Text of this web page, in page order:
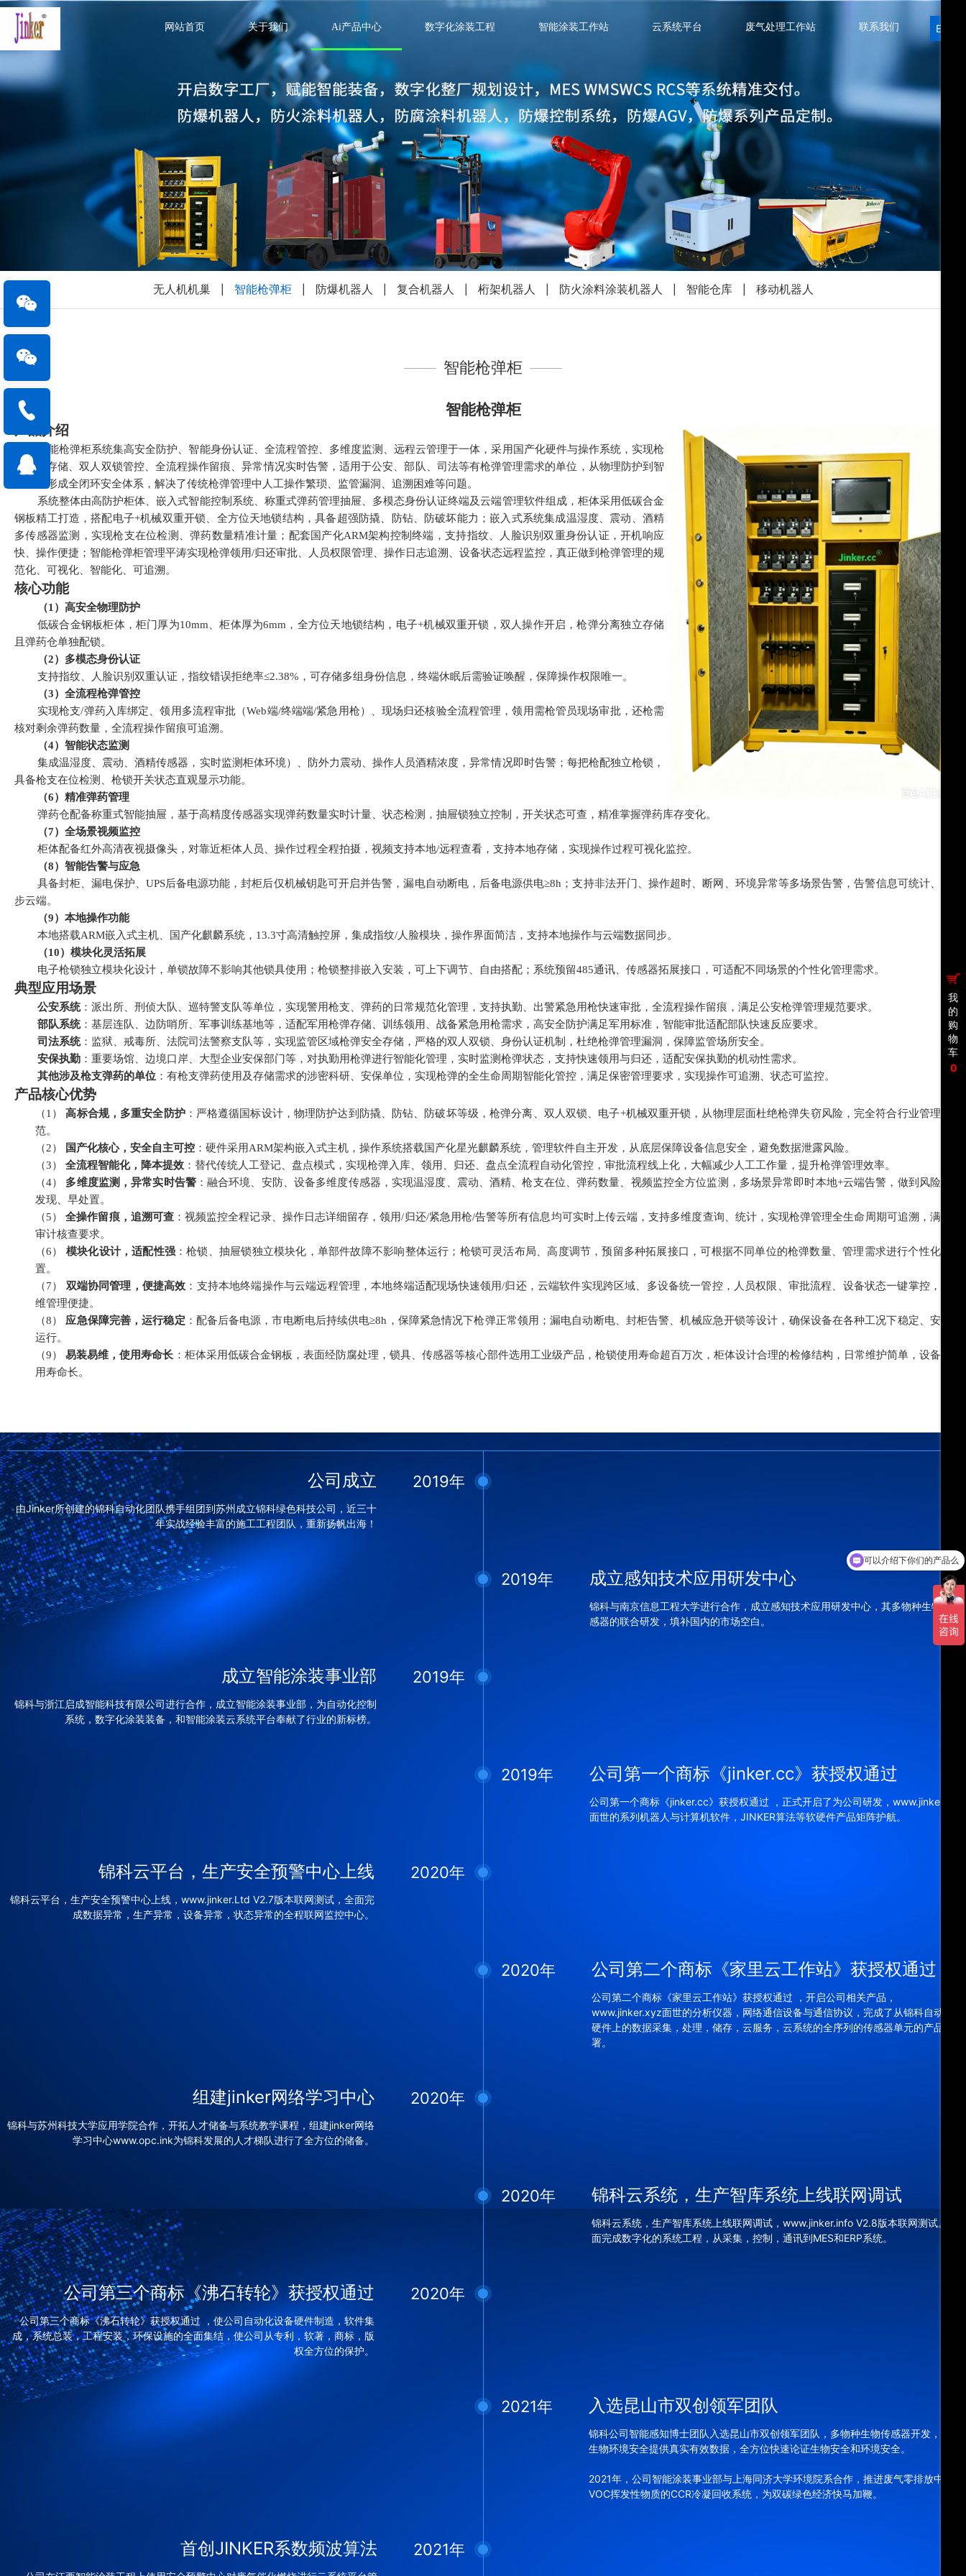
EN
网站首页 关于我们 Ai产品中心 数字化涂装工程 智能涂装工作站 云系统平台 废气处理工作站 联系我们
无人机机巢 智能枪弹柜 防爆机器人 复合机器人 桁架机器人 防火涂料涂装机器人 智能仓库 移动机器人
智能枪弹柜
智能枪弹柜
产品介绍
智能枪弹柜系统集高安全防护、智能身份认证、全流程管控、多维度监测、远程云管理于一体，采用国产化硬件与操作系统，实现枪
弹分离存储、双人双锁管控、全流程操作留痕、异常情况实时告警，适用于公安、部队、司法等有枪弹管理需求的单位，从物理防护到智
能管理形成全闭环安全体系，解决了传统枪弹管理中人工操作繁琐、监管漏洞、追溯困难等问题。
系统整体由高防护柜体、嵌入式智能控制系统、称重式弹药管理抽屉、多模态身份认证终端及云端管理软件组成，柜体采用低碳合金
钢板精工打造，搭配电子+机械双重开锁、全方位天地锁结构，具备超强防撬、防钻、防破坏能力；嵌入式系统集成温湿度、震动、酒精
多传感器监测，实现枪支在位检测、弹药数量精准计量；配套国产化ARM架构控制终端，支持指纹、人脸识别双重身份认证，开机响应
快、操作便捷；智能枪弹柜管理平涛实现枪弹领用/归还审批、人员权限管理、操作日志追溯、设备状态远程监控，真正做到枪弹管理的规
范化、可视化、智能化、可追溯。
核心功能
（1 ） 高安全物理防护
低碳合金钢板柜体，柜门厚为10mm 、柜体厚为6mm ，全方位天地锁结构，电子+机械双重开锁，双人操作开启，枪弹分离独立存储
且弹药仓单独配锁。
（2） 多模态身份认证
支持指纹、人脸识别双重认证，指纹错误拒绝率≤2.38% ，可存储多组身份信息，终端休眠后需验证唤醒，保障操作权限唯一。
（3） 全流程枪弹管控
实现枪支/弹药入库绑定、领用多流程审批（Web端/终端端/紧急用枪）、现场归还核验全流程管理，领用需枪管员现场审批，还枪需
核对剩余弹药数量，全流程操作留痕可追溯。
（4） 智能状态监测
集成温湿度、震动、酒精传感器，实时监测柜体环境）、防外力震动、操作人员酒精浓度，异常情况即时告警；每把枪配独立枪锁，
具备枪支在位检测、枪锁开关状态直观显示功能。
（6） 精准弹药管理
弹药仓配备称重式智能抽屉，基于高精度传感器实现弹药数量实时计量、状态检测，抽屉锁独立控制，开关状态可查，精准掌握弹药库存变化。
（7） 全场景视频监控
柜体配备红外高清夜视摄像头，对靠近柜体人员、操作过程全程拍摄，视频支持本地/远程查看 ， 支持本地存储 ，实现操作过程可视化监控。
（8） 智能告警与应急
具备封柜、漏电保护、 UPS后备电源功能，封柜后仅机械钥匙可开启并告警，漏电自动断电，后备电源供电≥8h ；支持非法开门、操作超时、断网、环境异常等多场景告警，告警信息可统计、同
步云端。
（9）本地操作功能
本地搭载ARM嵌入式主机、国产化麒麟系统， 13.3寸高清触控屏 ， 集成指纹/人脸模块，操作界面简洁，支持本地操作与云端数据同步。
（10） 模块化灵活拓展
电子枪锁独立模块化设计，单锁故障不影响其他锁具使用；枪锁整排嵌入安装，可上下调节、自由搭配；系统预留485通讯、传感器拓展接口，可适配不同场景的个性化管理需求。
典型应用场景
公安系统：派出所、刑侦大队、巡特警支队等单位，实现警用枪支、弹药的日常规范化管理，支持执勤、出警紧急用枪快速审批，全流程操作留痕，满足公安枪弹管理规范要求。
部队系统：基层连队、边防哨所、军事训练基地等，适配军用枪弹存储、训练领用、战备紧急用枪需求，高安全防护满足军用标准，智能审批适配部队快速反应要求。
司法系统：监狱、戒毒所、法院司法警察支队等，实现监管区域枪弹安全存储，严格的双人双锁、身份认证机制，杜绝枪弹管理漏洞，保障监管场所安全。
安保执勤 ：重要场馆、边境口岸、大型企业安保部门等，对执勤用枪弹进行智能化管理，实时监测枪弹状态，支持快速领用与归还，适配安保执勤的机动性需求。
其他涉及枪支弹药的单位 ：有枪支弹药使用及存储需求的涉密科研、安保单位，实现枪弹的全生命周期智能化管控，满足保密管理要求，实现操作可追溯、状态可监控。
产品核心优势
（1）高标合规，多重安全防护：严格遵循国标设计，物理防护达到防撬、防钻、防破坏等级，枪弹分离、双人双锁、电子+机械双重开锁，从物理层面杜绝枪弹失窃风险，完全符合行业管理规
范。
（2）
国产化核心，安全自主可控 ：硬件采用ARM架构嵌入式主机，操作系统搭载国产化星光麒麟系统，管理软件自主开发，从底层保障设备信息安全，避免数据泄露风险。
（3） 全流程智能化，降本提效 ：替代传统人工登记、盘点模式，实现枪弹入库、领用、归还、盘点全流程自动化管控，审批流程线上化，大幅减少人工工作量，提升枪弹管理效率。
（4） 多维度监测，异常实时告警：融合环境、安防、设备多维度传感器，实现温湿度、震动、酒精、枪支在位、弹药数量、视频监控全方位监测，多场景异常即时本地+云端告警，做到风险早
发现、早处置。
（5）全操作留痕，追溯可查：视频监控全程记录、操作日志详细留存，领用/归还/紧急用枪/告警等所有信息均可实时上传云端，支持多维度查询、统计，实现枪弹管理全生命周期可追溯，满足
审计核查要求。
（6） 模块化设计，适配性强 ：枪锁、抽屉锁独立模块化，单部件故障不影响整体运行；枪锁可灵活布局、高度调节，预留多种拓展接口，可根据不同单位的枪弹数量、管理需求进行个性化配
置。
（7） 双端协同管理，便捷高效 ：支持本地终端操作与云端远程管理，本地终端适配现场快速领用/归还，云端软件实现跨区域、多设备统一管控，人员权限、审批流程、设备状态一键掌控，运
维管理便捷。
（8） 应急保障完善，运行稳定 ：配备后备电源，市电断电后持续供电≥8h ，保障紧急情况下枪弹正常领用；漏电自动断电、封柜告警、机械应急开锁等设计，确保设备在各种工况下稳定、安全
运行。
（9）易装易维，使用寿命长 ：柜体采用低碳合金钢板，表面经防腐处理，锁具、传感器等核心部件选用工业级产品，枪锁使用寿命超百万次，柜体设计合理的检修结构，日常维护简单，设备使
用寿命长。
2019年
公司成立
由Jinker所创建的锦科自动化团队携手组团到苏州成立锦科绿色科技公司，近三十
年实战经验丰富的施工工程团队，重新扬帆出海！
2019年 成立感知技术应用研发中心
锦科与南京信息工程大学进行合作，成立感知技术应用研发中心，其多物种生物传
感器的联合研发，填补国内的市场空白。
2019年
成立智能涂装事业部
锦科与浙江启成智能科技有限公司进行合作，成立智能涂装事业部，为自动化控制
系统，数字化涂装装备，和智能涂装云系统平台奉献了行业的新标榜。
2019年 公司第一个商标《jinker.cc》获授权通过
公司第一个商标《jinker.cc》获授权通过 ，正式开启了为公司研发，www.jinker.cc
面世的系列机器人与计算机软件，JINKER算法等软硬件产品矩阵护航。
2020年
锦科云平台，生产安全预警中心上线
锦科云平台，生产安全预警中心上线，www.jinker.Ltd V2.7版本联网测试，全面完
成数据异常，生产异常，设备异常，状态异常的全程联网监控中心。
2020年 公司第二个商标《家里云工作站》获授权通过
公司第二个商标《家里云工作站》获授权通过 ，开启公司相关产品，
www.jinker.xyz面世的分析仪器，网络通信设备与通信协议，完成了从锦科自动化
硬件上的数据采集，处理，储存，云服务，云系统的全序列的传感器单元的产品部
署。
2020年
组建jinker网络学习中心
锦科与苏州科技大学应用学院合作，开拓人才储备与系统教学课程，组建jinker网络
学习中心www.opc.ink为锦科发展的人才梯队进行了全方位的储备。
2020年 锦科云系统，生产智库系统上线联网调试
锦科云系统，生产智库系统上线联网调试，www.jinker.info V2.8版本联网测试。全
面完成数字化的系统工程，从采集，控制，通讯到MES和ERP系统。
2020年
公司第三个商标《沸石转轮》获授权通过
公司第三个商标《沸石转轮》获授权通过 ，使公司自动化设备硬件制造，软件集
成，系统总装，工程安装，环保设施的全面集结，使公司从专利，软著，商标，版
权全方位的保护。
2021年 入选昆山市双创领军团队
锦科公司智能感知博士团队入选昆山市双创领军团队，多物种生物传感器开发，为
生物环境安全提供真实有效数据，全方位快速论证生物安全和环境安全。
2021年，公司智能涂装事业部与上海同济大学环境院系合作，推进废气零排放中
VOC挥发性物质的CCR冷凝回收系统，为双碳绿色经济快马加鞭。
2021年
首创JINKER系数频波算法
我
的
购
物
车
0
你们是怎么收费的呢